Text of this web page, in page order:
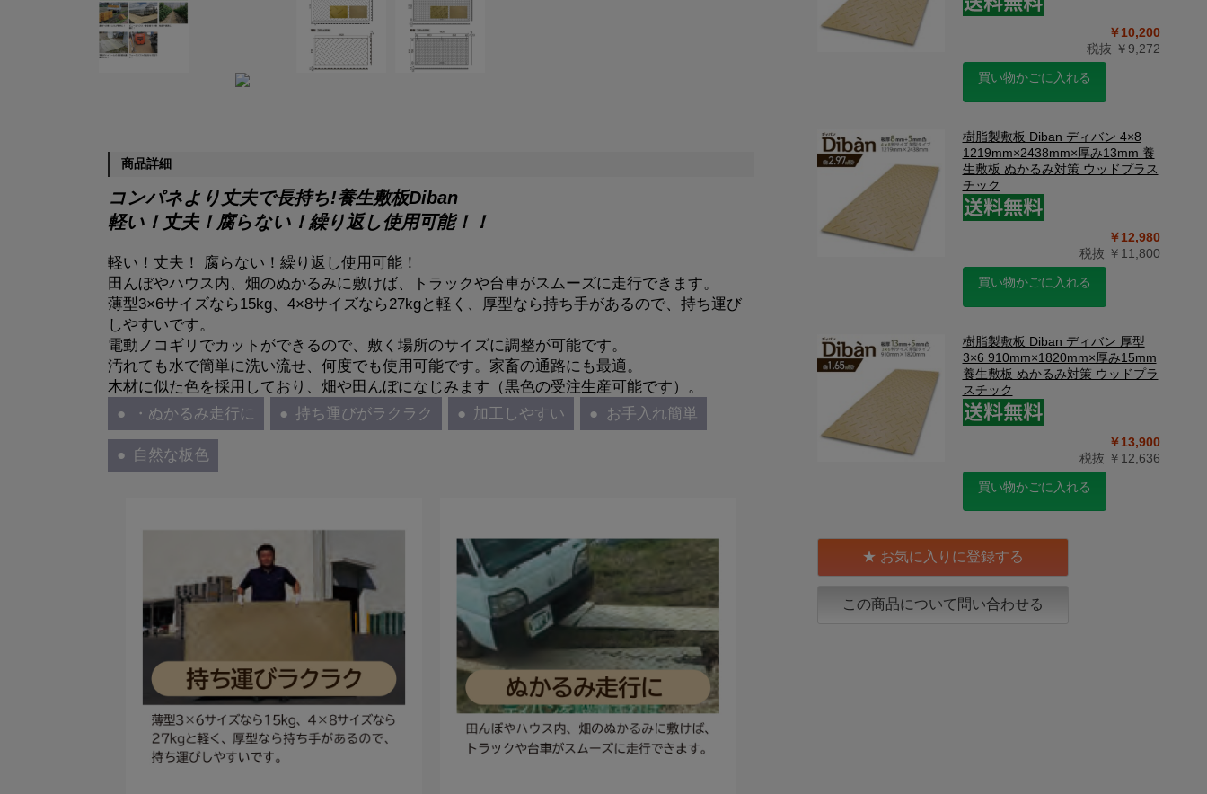
商品詳細
コンパネより丈夫で長持ち!養生敷板Diban
軽い！丈夫！腐らない！繰り返し使用可能！！
軽い！丈夫！ 腐らない！繰り返し使用可能！
田んぼやハウス内、畑のぬかるみに敷けば、トラックや台車がスムーズに走行できます。
薄型3×6サイズなら15kg、4×8サイズなら27kgと軽く、厚型なら持ち手があるので、持ち運び
しやすいです。
電動ノコギリでカットができるので、敷く場所のサイズに調整が可能です。
汚れても水で簡単に洗い流せ、何度でも使用可能です。家畜の通路にも最適。
木材に似た色を採用しており、畑や田んぼになじみます（黒色の受注生産可能です）。
・ぬかるみ走行に
持ち運びがラクラク 加工しやすい お手入れ簡単
自然な板色
￥10,200
税抜 ￥9,272
買い物かごに入れる
樹脂製敷板 Diban ディバン 4×8
1219mm×2438mm×厚み13mm 養
生敷板 ぬかるみ対策 ウッドプラス
チック
￥12,980
税抜 ￥11,800
買い物かごに入れる
樹脂製敷板 Diban ディバン 厚型
3×6 910mm×1820mm×厚み15mm
養生敷板 ぬかるみ対策 ウッドプラ
スチック
￥13,900
税抜 ￥12,636
買い物かごに入れる
この商品について問い合わせる
お気に入りに登録する